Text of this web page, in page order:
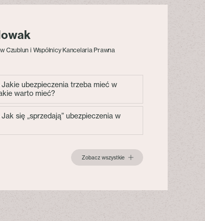
Czublun i Wspólnicy Kancelaria Prawna
ubezpieczenia trzeba mieć w
warto mieć?
się „sprzedają” ubezpieczenia w
Zobacz wszystkie